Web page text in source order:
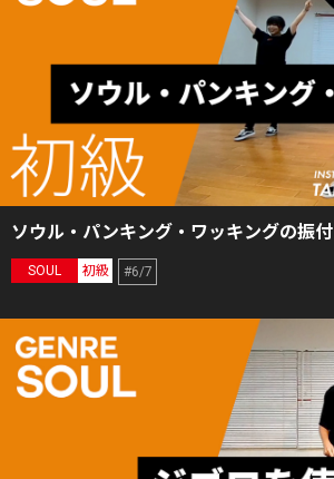
ソウル・パンキング・ワッキングの振付
SOUL 初級 #6/7